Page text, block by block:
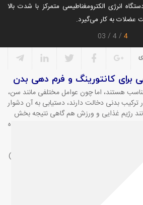
انرژی الکترومغناطیسی متمرکز با شدت بالا
4
4
03
برای کانتورینگ و فرم دهی بدن
هستند، اما چون عوامل مختلفی مانند سن،
بدنی دخالت دارند، دستیابی به آن دشوار
رژیم غذایی و ورزش هم گاهی نتیجه بخش
برای کمک به رفع این مشکل طراحی شده تا راه
کند.
(گرمایش با فرکانس رادیویی)
همزمان عضله سازی و چربی سوزی را فراهم
فناوریها روش مناسبی برای کانتورینگ بدن،
است. مقاله حاضر به بررسی دستگاههای